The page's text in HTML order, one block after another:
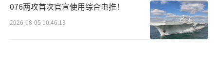
076两攻首次官宣使用综合电推！
2026-08-05 10:46:13